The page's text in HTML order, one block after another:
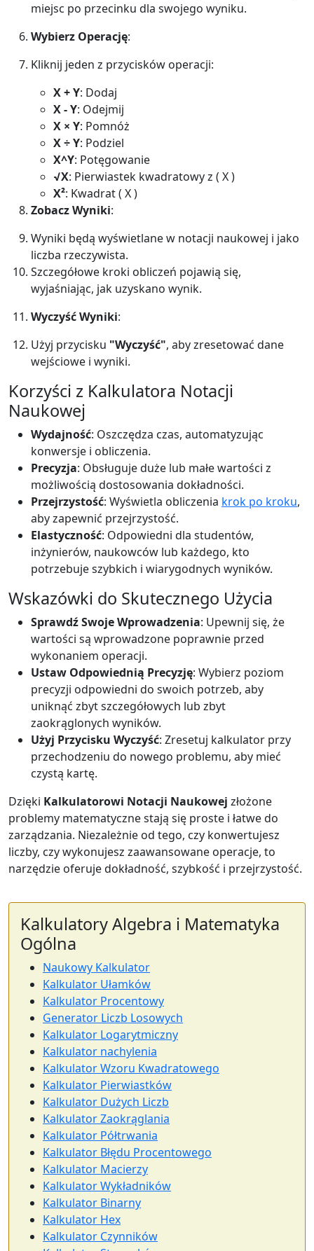
miejsc po przecinku dla swojego wyniku.
Wybierz Operację:
Kliknij jeden z przycisków operacji:
X + Y: Dodaj
X - Y: Odejmij
X × Y: Pomnóż
X ÷ Y: Podziel
X^Y: Potęgowanie
√X: Pierwiastek kwadratowy z ( X )
X²: Kwadrat ( X )
Zobacz Wyniki:
Wyniki będą wyświetlane w notacji naukowej i jako
liczba rzeczywista.
Szczegółowe kroki obliczeń pojawią się,
wyjaśniając, jak uzyskano wynik.
Wyczyść Wyniki:
Użyj przycisku "Wyczyść", aby zresetować dane
wejściowe i wyniki.
Korzyści z Kalkulatora Notacji
Naukowej
Wydajność: Oszczędza czas, automatyzując
konwersje i obliczenia.
Precyzja: Obsługuje duże lub małe wartości z
możliwością dostosowania dokładności.
Przejrzystość: Wyświetla obliczenia krok po kroku,
aby zapewnić przejrzystość.
Elastyczność: Odpowiedni dla studentów,
inżynierów, naukowców lub każdego, kto
potrzebuje szybkich i wiarygodnych wyników.
Wskazówki do Skutecznego Użycia
Sprawdź Swoje Wprowadzenia: Upewnij się, że
wartości są wprowadzone poprawnie przed
wykonaniem operacji.
Ustaw Odpowiednią Precyzję: Wybierz poziom
precyzji odpowiedni do swoich potrzeb, aby
uniknąć zbyt szczegółowych lub zbyt
zaokrąglonych wyników.
Użyj Przycisku Wyczyść: Zresetuj kalkulator przy
przechodzeniu do nowego problemu, aby mieć
czystą kartę.
Dzięki Kalkulatorowi Notacji Naukowej złożone
problemy matematyczne stają się proste i łatwe do
zarządzania. Niezależnie od tego, czy konwertujesz
liczby, czy wykonujesz zaawansowane operacje, to
narzędzie oferuje dokładność, szybkość i przejrzystość.
Kalkulatory Algebra i Matematyka
Ogólna
Naukowy Kalkulator
Kalkulator Ułamków
Kalkulator Procentowy
Generator Liczb Losowych
Kalkulator Logarytmiczny
Kalkulator nachylenia
Kalkulator Wzoru Kwadratowego
Kalkulator Pierwiastków
Kalkulator Dużych Liczb
Kalkulator Zaokrąglania
Kalkulator Półtrwania
Kalkulator Błędu Procentowego
Kalkulator Macierzy
Kalkulator Wykładników
Kalkulator Binarny
Kalkulator Hex
Kalkulator Czynników